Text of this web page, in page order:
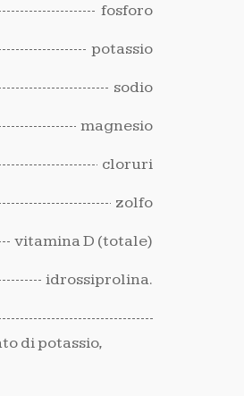
fosforo
potassio
sodio
magnesio
cloruri
zolfo
vitamina D (totale)
idrossiprolina.
di potassio,